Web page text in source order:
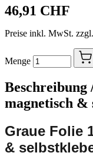
46,91 CHF
Preise inkl. MwSt. zzgl.
Menge
Beschreibung
magnetisch &
Graue Folie
&